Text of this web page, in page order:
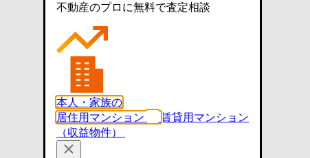
不動産のプロに無料で査定相談
本人・家族の
居住用マンション
賃貸用マンション
（収益物件）